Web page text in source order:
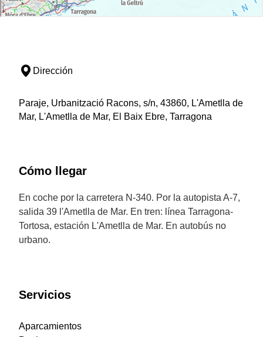
Dirección
Paraje, Urbanització Racons, s/n, 43860, L'Ametlla de
Mar, L'Ametlla de Mar, El Baix Ebre, Tarragona
Cómo llegar
En coche por la carretera N-340. Por la autopista A-7,
salida 39 l'Ametlla de Mar. En tren: línea Tarragona-
Tortosa, estación L'Ametlla de Mar. En autobús no
urbano.
Servicios
Aparcamientos